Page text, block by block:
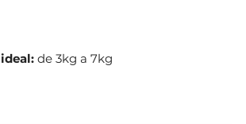
de 3kg a 7kg